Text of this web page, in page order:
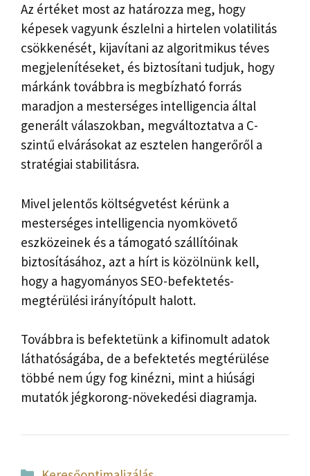
Az értéket most az határozza meg, hogy
képesek vagyunk észlelni a hirtelen volatilitás
csökkenését, kijavítani az algoritmikus téves
megjelenítéseket, és biztosítani tudjuk, hogy
márkánk továbbra is megbízható forrás
maradjon a mesterséges intelligencia által
generált válaszokban, megváltoztatva a C-
szintű elvárásokat az esztelen hangerőről a
stratégiai stabilitásra.
Mivel jelentős költségvetést kérünk a
mesterséges intelligencia nyomkövető
eszközeinek és a támogató szállítóinak
biztosításához, azt a hírt is közölnünk kell,
hogy a hagyományos SEO-befektetés-
megtérülési irányítópult halott.
Továbbra is befektetünk a kifinomult adatok
láthatóságába, de a befektetés megtérülése
többé nem úgy fog kinézni, mint a hiúsági
mutatók jégkorong-növekedési diagramja.
Kategória